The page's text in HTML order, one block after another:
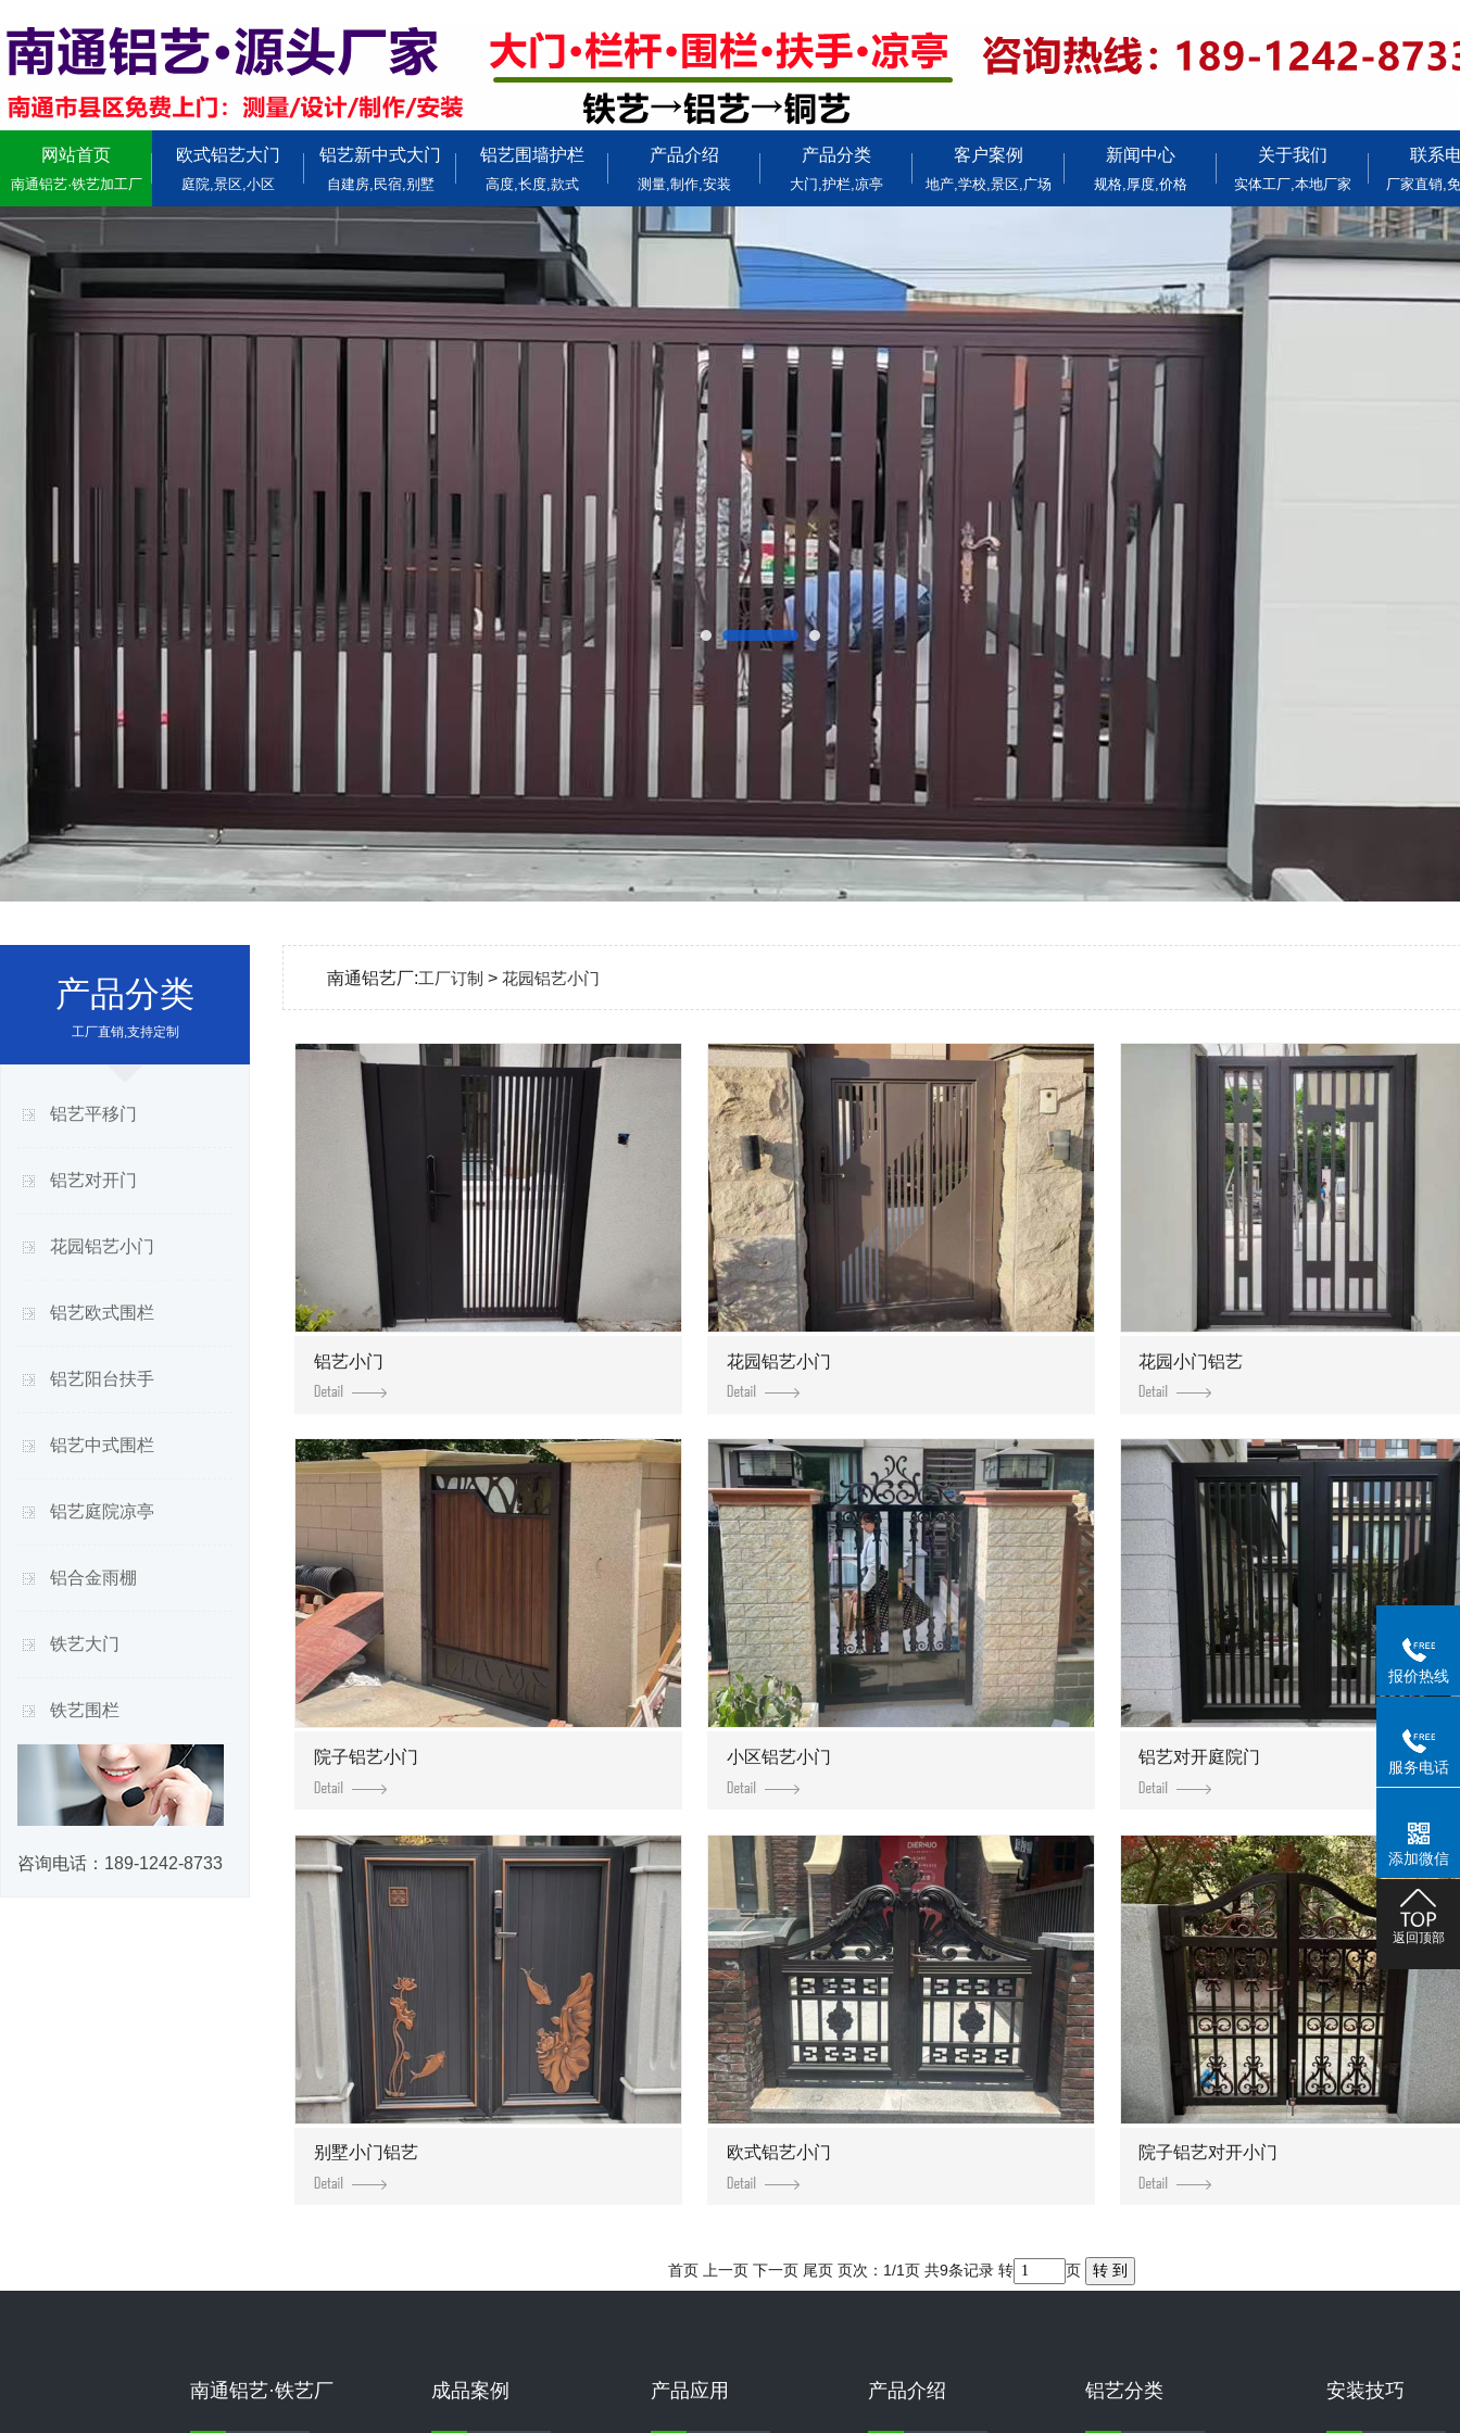
网站首页
南通铝艺·铁艺加工厂
欧式铝艺大门
庭院,景区,小区
铝艺新中式大门
自建房,民宿,别墅
铝艺围墙护栏
高度,长度,款式
产品介绍
测量,制作,安装
产品分类
大门,护栏,凉亭
客户案例
地产,学校,景区,广场
新闻中心
规格,厚度,价格
关于我们
实体工厂,本地厂家
联系
厂家直销,
产品分类
工厂直销,支持定制
铝艺平移门
铝艺对开门
花园铝艺小门
铝艺欧式围栏
铝艺阳台扶手
铝艺中式围栏
铝艺庭院凉亭
铝合金雨棚
铁艺大门
铁艺围栏
咨询电话： 189-1242-8733
南通铝艺厂:工厂订制 > 花园铝艺小门
铝艺小门 花园铝艺小门 花园小门铝艺
院子铝艺小门 小区铝艺小门 铝艺对开庭院门
别墅小门铝艺 欧式铝艺小门 院子铝艺对开小门
首页 上一页 下一页 尾页 页次：1/1页 共9条记录 转 页
南通铝艺·铁艺厂 成品案例 产品应用 产品介绍 铝艺分类 安装技巧
报价热线
服务电话
添加微信
返回顶部